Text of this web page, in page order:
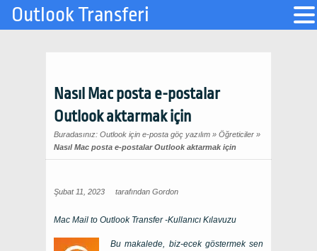
Nasıl Mac posta e-postalar
Outlook aktarmak için
Buradasınız: Outlook için e-posta göç yazılım » Öğreticiler »
Nasıl Mac posta e-postalar Outlook aktarmak için
Şubat 11, 2023 tarafından Gordon
Mac Mail to Outlook Transfer-Kullanıcı Kılavuzu
Bu makalede, biz-ecek göstermek sen
Outlook Transferi